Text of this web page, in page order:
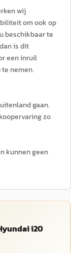
wij
om ook op
beschikbaar te
is dit
een inruil
nemen.
gaan.
zo
kunnen geen
i20